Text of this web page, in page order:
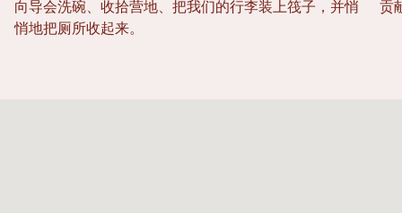
向导会洗碗、收拾营地、把我们的行李装上筏子，并悄
悄地把厕所收起来。
贡